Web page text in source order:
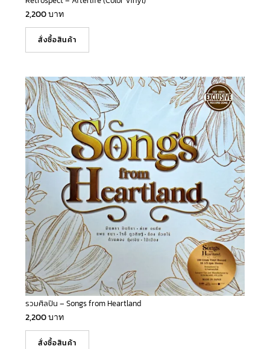
2,200บาท
สั่งซื้อสินค้า
รวมศิลปิน – Songs from Heartland
2,200บาท
สั่งซื้อสินค้า